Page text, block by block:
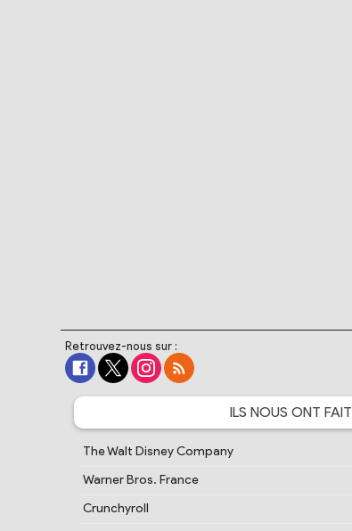
Retrouvez-nous sur :
ILS NOUS ONT FAIT
The Walt Disney Company
Warner Bros. France
Crunchyroll